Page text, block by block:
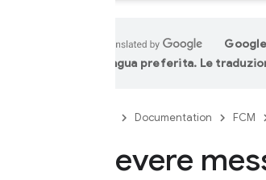
lingua preferita. Le
Documentation FCM
Ricevere